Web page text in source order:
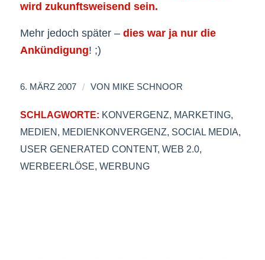
wird zukunftsweisend sein.
Mehr jedoch später – dies war ja nur die
Ankündigung! ;)
6. MÄRZ 2007 / VON MIKE SCHNOOR
SCHLAGWORTE: KONVERGENZ, MARKETING,
MEDIEN, MEDIENKONVERGENZ, SOCIAL MEDIA,
USER GENERATED CONTENT, WEB 2.0,
WERBEERLÖSE, WERBUNG